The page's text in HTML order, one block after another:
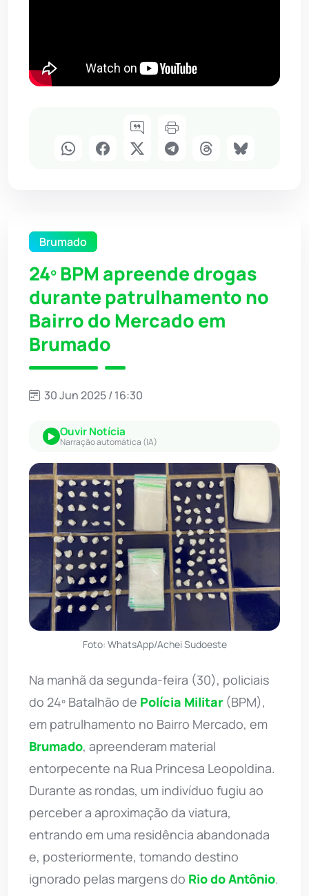
Brumado
24º BPM apreende drogas
durante patrulhamento no
Bairro do Mercado em
Brumado
30 Jun 2025 / 16:30
Ouvir Notícia
Narração automática (IA)
Foto: WhatsApp/Achei Sudoeste
Na manhã da segunda-feira (30), policiais
do 24º Batalhão de Polícia Militar (BPM),
em patrulhamento no Bairro Mercado, em
Brumado, apreenderam material
entorpecente na Rua Princesa Leopoldina.
Durante as rondas, um indivíduo fugiu ao
perceber a aproximação da viatura,
entrando em uma residência abandonada
e, posteriormente, tomando destino
ignorado pelas margens do Rio do Antônio.